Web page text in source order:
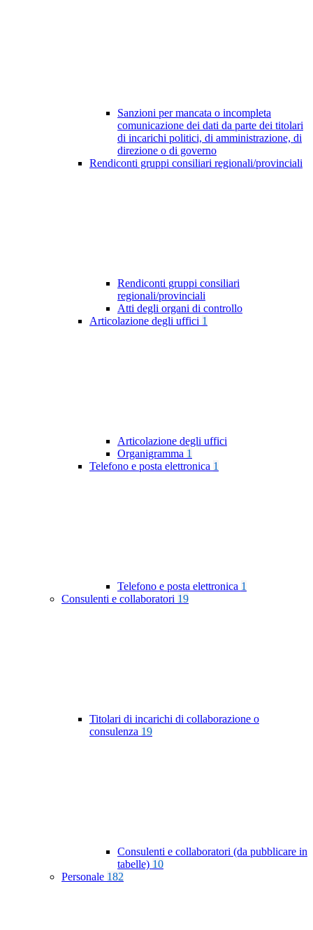
Sanzioni per mancata o incompleta
comunicazione dei dati da parte dei titolari
di incarichi politici, di amministrazione, di
direzione o di governo
Rendiconti gruppi consiliari regionali/provinciali
Rendiconti gruppi consiliari
regionali/provinciali
Atti degli organi di controllo
Articolazione degli uffici 1
Articolazione degli uffici
Organigramma 1
Telefono e posta elettronica 1
Telefono e posta elettronica 1
Consulenti e collaboratori 19
Titolari di incarichi di collaborazione o
consulenza 19
Consulenti e collaboratori (da pubblicare in
tabelle) 10
Personale 182